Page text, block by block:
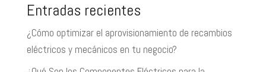
Entradas recientes
¿Cómo optimizar el aprovisionamiento de recambios
eléctricos y mecánicos en tu negocio?